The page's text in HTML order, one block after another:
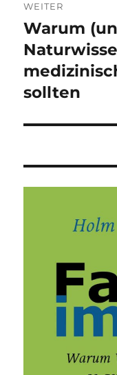
WEITER
Nächster
Beitrag:
Warum
sollten